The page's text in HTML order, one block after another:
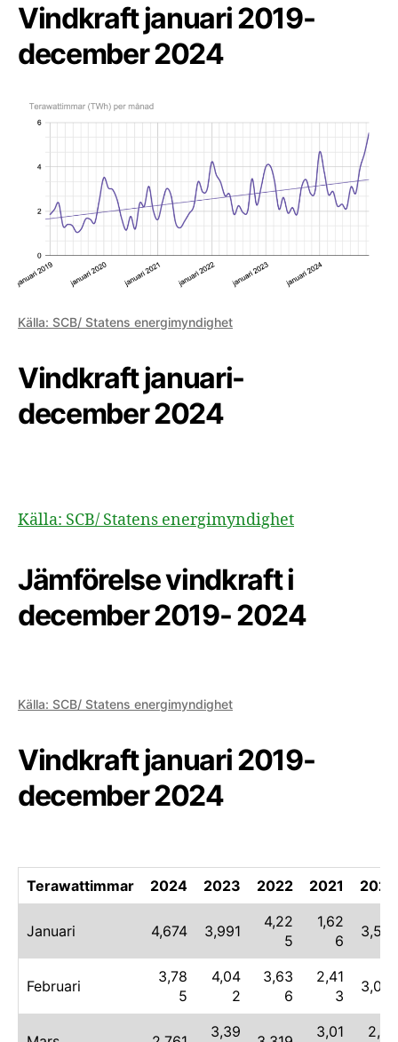
Vindkraft januari 2019-
december 2024
Källa: SCB/ Statens energimyndighet
Vindkraft januari-
december 2024
Källa: SCB/ Statens energimyndighet
Jämförelse vindkraft i
december 2019- 2024
Källa: SCB/ Statens energimyndighet
Vindkraft januari 2019-
december 2024
Terawattimmar 2024 2023 2022 2021 2020
Januari 4,674 3,991
4,22
5
1,62
6
3,514
Februari
3,78
5
4,04
2
3,63
6
2,41
3
3,051
3,39 3,01 2,97